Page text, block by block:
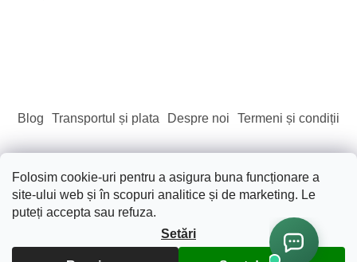
Folosim cookie-uri pentru a asigura buna funcționare a
site-ului web și în scopuri analitice și de marketing. Le
puteți accepta sau refuza.
Setări
Blog Transportul și plata Despre noi Termeni și condiții
Creat de Shoptet
Drepturi de autor 2026Sãnãtate. Frumusete. Natura..